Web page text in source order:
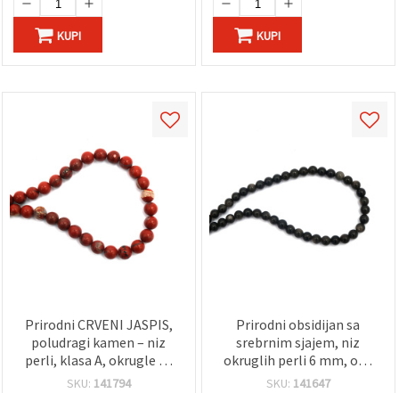
KUPI KUPI
Prirodni CRVENI JASPIS,
poludragi kamen – niz
perli, klasa A, okrugle 10
mm, oko 35 kom
SKU: 141794
Prirodni obsidijan sa
srebrnim sjajem, niz
okruglih perli 6 mm, oko
60 kom – duboko crni
SKU: 141647